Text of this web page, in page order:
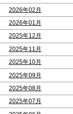
2026年02月
2026年01月
2025年12月
2025年11月
2025年10月
2025年09月
2025年08月
2025年07月